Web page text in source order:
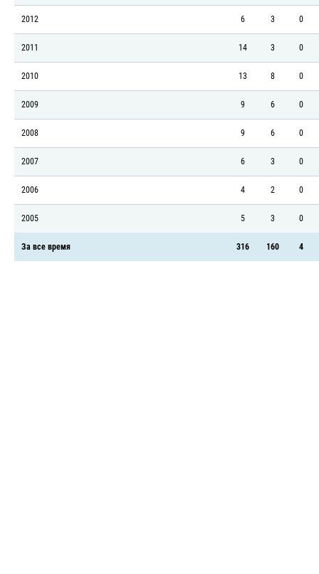
2012 6 3 0
2011 14 3 0
2010 13 8 0
2009 9 6 0
2008 9 6 0
2007 6 3 0
2006 4 2 0
2005 5 3 0
За все время 316 160 4